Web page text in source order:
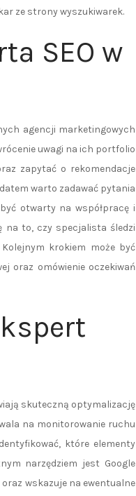
ze strony wyszukiwarek.
SEO w
agencji marketingowych
uwagi na ich portfolio
zapytać o rekomendacje
warto zadawać pytania
otwarty na współpracę i
na to, czy specjalista śledzi
krokiem może być
oraz omówienie oczekiwań
skuteczną optymalizację
na monitorowanie ruchu
które elementy
narzędziem jest Google
wskazuje na ewentualne